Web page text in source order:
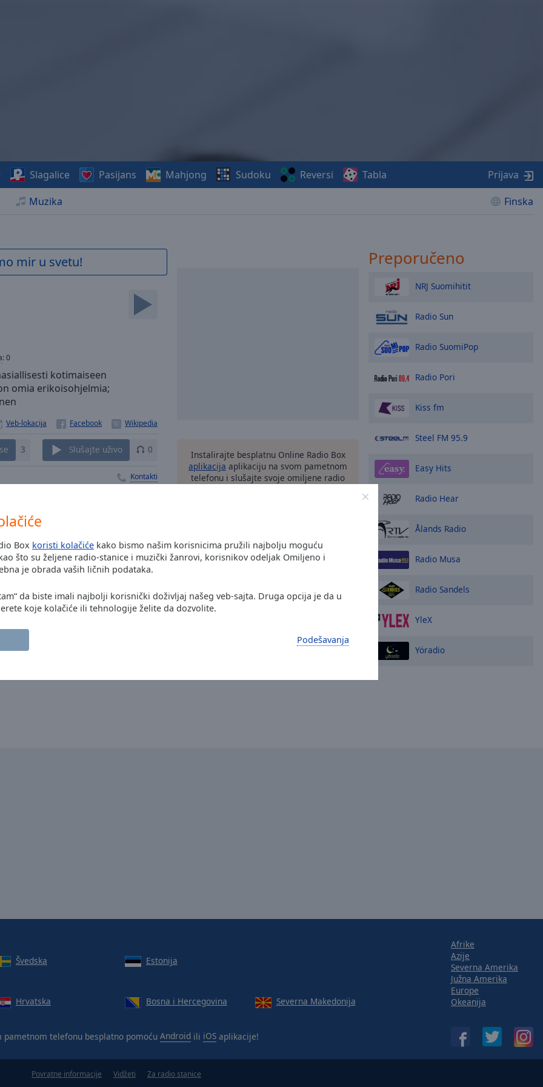
Box koristi kolačiće kako bismo našim korisnicima pružili najbolju moguću
što su željene radio-stanice i muzički žanrovi, korisnikov odeljak Omiljeno i
je obrada vaših ličnih podataka.
da biste imali najbolji korisnički doživljaj našeg veb-sajta. Druga opcija je da u
koje kolačiće ili tehnologije želite da dozvolite.
Podešavanja
Muzika Finska
Slagalice Pasijans Mahjong Sudoku Reversi Tabla Prijava
mir u svetu!
:0
kotimaiseen
omia erikoisohjelmia;
Veb-lokacija
3 Slušajte uživo 0
Kontakti
Instalirajte besplatnu Online Radio Box
aplikacija aplikaciju na svom pametnom
telefonu i slušajte svoje omiljene radio
druge opcije
Preporučeno
NRJ Suomihitit
Radio Sun
Radio SuomiPop
Radio Pori
Kiss fm
Steel FM 95.9
Easy Hits
Radio Hear
Ålands Radio
Radio Musa
Radio Sandels
YleX
Yöradio
Švedska Estonija
Hrvatska Bosna i Hercegovina Severna Makedonija
pametnom telefonu besplatno pomoću Android ili iOS aplikacije!
Afrike
Azije
Severna Amerika
Južna Amerika
Europe
Okeanija
Povratne informacije Vidžeti Za radio stanice